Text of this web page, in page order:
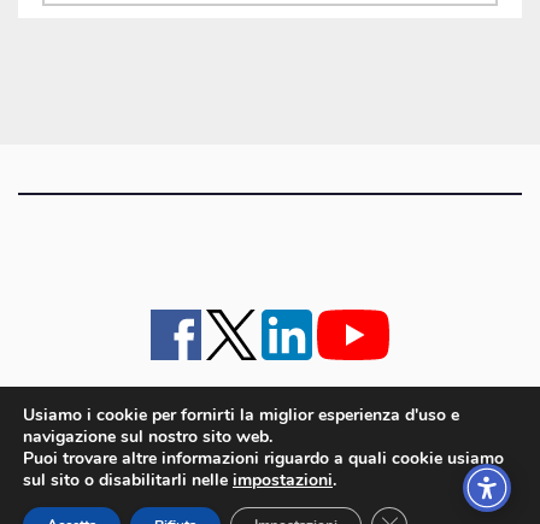
iMagazine · contatti e staff · lavora con noi
Cookie policy UE
iMagazine è un marchio di proprietà di Goliardica Editrice redazione in via Aquileia 64a,
Bagnaria Arsa (UD) - P.iva 00559050315
Usiamo i cookie per fornirti la miglior esperienza d'uso e
navigazione sul nostro sito web.
Puoi trovare altre informazioni riguardo a quali cookie usiamo
sul sito o disabilitarli nelle impostazioni.